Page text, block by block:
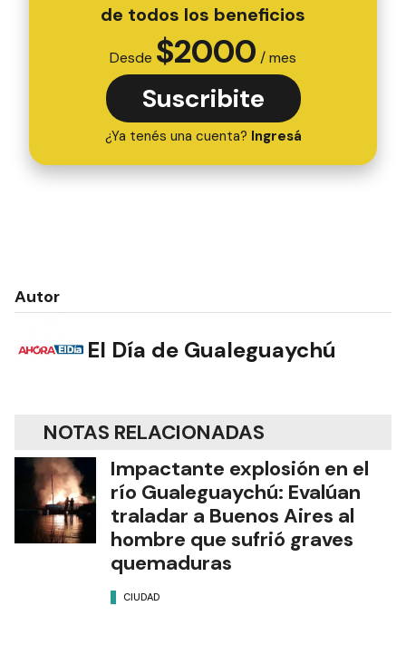
de todos los beneficios
Desde $2000 / mes
Suscribite
¿Ya tenés una cuenta? Ingresá
Autor
El Día de Gualeguaychú
NOTAS RELACIONADAS
Impactante explosión en el
río Gualeguaychú: Evalúan
traladar a Buenos Aires al
hombre que sufrió graves
quemaduras
CIUDAD